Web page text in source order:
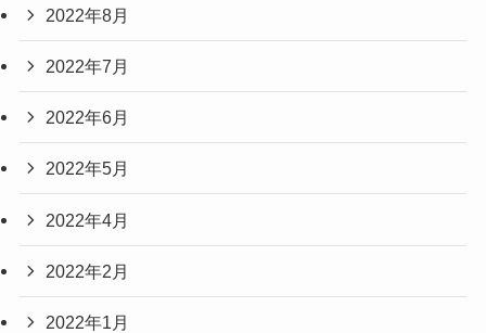
2022年8月
2022年7月
2022年6月
2022年5月
2022年4月
2022年2月
2022年1月